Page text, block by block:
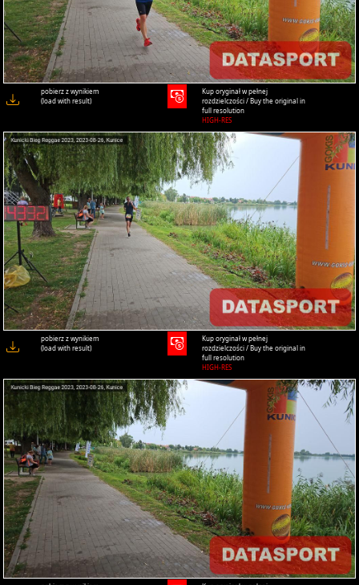
pobierz z wynikiem
(load with result)
Kup oryginał w pełnej
rozdzielczości / Buy the original in
full resolution
HIGH-RES
pobierz z wynikiem
(load with result)
Kup oryginał w pełnej
rozdzielczości / Buy the original in
full resolution
HIGH-RES